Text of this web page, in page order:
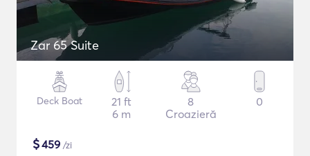
Zar 65 Suite
Deck Boat
21 ft
6 m
8
Croazieră
0
$459 /zi